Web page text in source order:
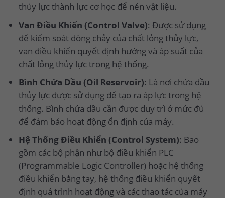
thủy lực thành lực cơ học để nén vật liệu.
Van Điều Khiển (Control Valve): Được sử dụng
để kiểm soát dòng chảy của chất lỏng thủy lực,
van điều khiển quyết định hướng và áp suất của
chất lỏng thủy lực trong hệ thống.
Bình Chứa Dầu (Oil Reservoir): Là nơi chứa dầu
thủy lực được sử dụng để tạo ra áp lực trong hệ
thống. Bình chứa dầu cần được duy trì ở mức đủ
để đảm bảo hoạt động ổn định của máy.
Hệ Thống Điều Khiển (Control System): Bao
gồm các bộ phận như bộ điều khiển PLC
(Programmable Logic Controller) hoặc hệ thống
điều khiển bằng tay, hệ thống điều khiển quyết
định quá trình hoạt động và các thao tác của máy